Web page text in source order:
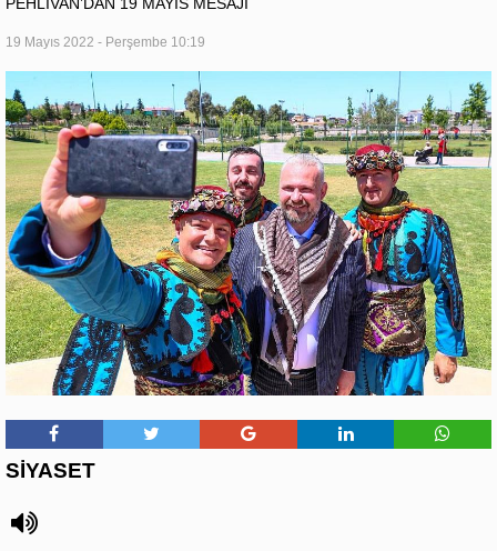
19 Mayıs 2022 - Perşembe 10:19
SİYASET